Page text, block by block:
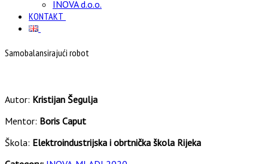
INOVA d.o.o.
KONTAKT
Samobalansirajući robot
Autor: Kristijan Šegulja
Mentor: Boris Caput
Škola: Elektroindustrijska i obrtnička škola Rijeka